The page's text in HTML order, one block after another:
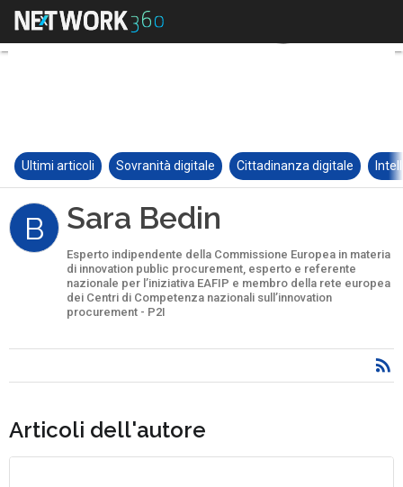
Ultimi articoli Sovranità digitale Cittadinanza digitale
B Sara Bedin
Esperto indipendente della Commissione Europea in materia
di innovation public procurement, esperto e referente
nazionale per l’iniziativa EAFIP e membro della rete europea
dei Centri di Competenza nazionali sull’innovation
procurement - P2I
Articoli dell'autore